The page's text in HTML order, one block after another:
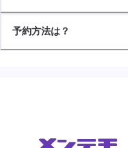
予約方法は？